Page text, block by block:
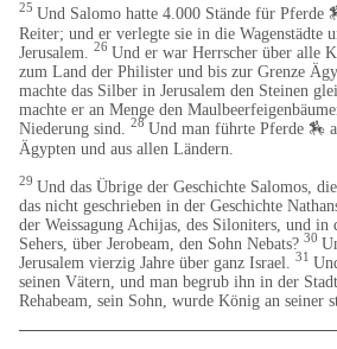
25Und Salomo hatte 4.000 Stände für Pferde
Reiter; und er verlegte sie in die Wagenstädte
Jerusalem.26Und er war Herrscher über alle
zum Land der Philister und bis zur Grenze
machte das Silber in Jerusalem den Steinen
machte er an Menge den
Niederung sind.28Und man führte Pferde 🏇
Ägypten und aus allen Ländern.
29Und das Übrige der Geschichte Salomos,
das nicht geschrieben in der Geschichte
der Weissagung Achijas, des Siloniters, und in
Sehers, über Jerobeam, den Sohn Nebats?30
Jerusalem vierzig Jahre über ganz Israel.31
seinen Vätern, und man begrub ihn in der
Rehabeam, sein Sohn, wurde König an seiner